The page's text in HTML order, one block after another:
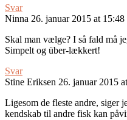
Svar
Ninna 26. januar 2015 at 15:48
Skal man vælge? I så fald må
Simpelt og über-lækkert!
Svar
Stine Eriksen 26. januar 2015
Ligesom de fleste andre, siger
kendskab til andre fisk kan